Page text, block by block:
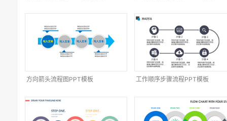
方向箭头流程图PPT模板 工作顺序步骤流程PPT模板